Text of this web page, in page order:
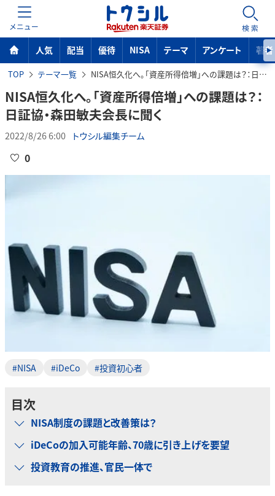
MENU 検索
人気 配当 優待 NISA テーマ アンケート 著者
TOP テーマ一覧 NISA恒久化へ。「資産所得倍増」への課題は？：日証協・森田敏夫会長に聞く
NISA恒久化へ。「資産所得倍増」への課題は？：
日証協・森田敏夫会長に聞く
2022/8/26 6:00 トウシル編集チーム
0
#NISA #iDeCo #投資初心者
目次
NISA制度の課題と改善策は？
iDeCoの加入可能年齢、70歳に引き上げを要望
投資教育の推進、官民一体で